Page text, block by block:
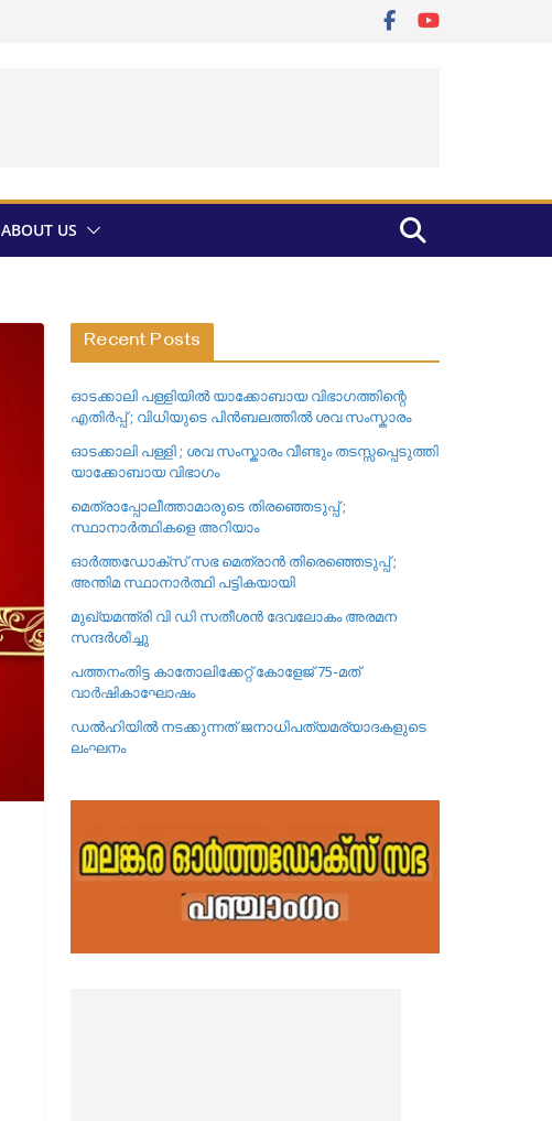
ABOUT US
Recent Posts
ഓടക്കാലി പള്ളിയിൽ യാക്കോബായ വിഭാഗത്തിന്റെ
എതിർപ്പ് ; വിധിയുടെ പിൻബലത്തിൽ ശവ സംസ്കാരം
ഓടക്കാലി പള്ളി ; ശവ സംസ്കാരം വീണ്ടും തടസ്സപ്പെടുത്തി
യാക്കോബായ വിഭാഗം
മെത്രാപ്പോലീത്താമാരുടെ തിരഞ്ഞെടുപ്പ് ;
സ്ഥാനാർത്ഥികളെ അറിയാം
ഓർത്തഡോക്സ് സഭ മെത്രാൻ തിരെഞ്ഞെടുപ്പ് ;
അന്തിമ സ്ഥാനാർത്ഥി പട്ടികയായി
മുഖ്യമന്ത്രി വി ഡി സതീശൻ ദേവലോകം അരമന
സന്ദർശിച്ചു
പത്തനംതിട്ട കാതോലിക്കേറ്റ്‌ കോളേജ്‌ 75-മത്
വാർഷികാഘോഷം
ഡൽഹിയിൽ നടക്കുന്നത് ജനാധിപത്യമര്യാദകളുടെ
ലംഘനം